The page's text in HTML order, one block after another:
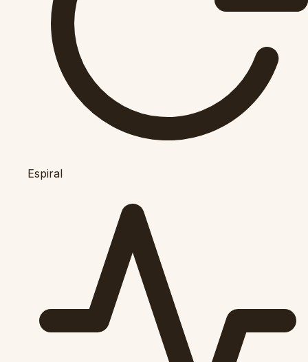
Espiral